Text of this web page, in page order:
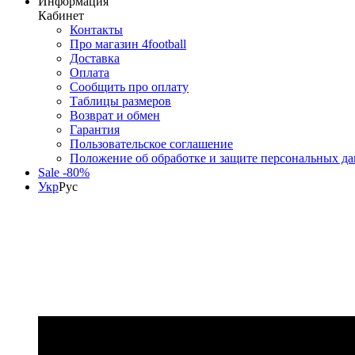
Кабинет
Контакты
Про магазин 4football
Доставка
Оплата
Сообщить про оплату
Таблицы размеров
Возврат и обмен
Гарантия
Пользовательское соглашение
Положение об обработке и защите персональных
Sale -80%
УкрРус